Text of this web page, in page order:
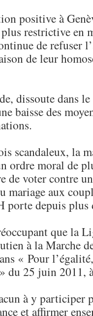
positive à
restrictive en
de refuser
de leur
dissoute dans le
baisse des
scandaleux, la
ordre moral de
de voter contre
aux
porte depuis plus
que la
à la Marche
« Pour
du 25 juin 2011,
à y participer
et affirmer